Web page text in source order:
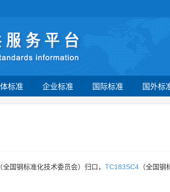
标准 企业标准 国际标准 国外标
（全国钢标准化技术委员会）归口， TC183SC4 （全国